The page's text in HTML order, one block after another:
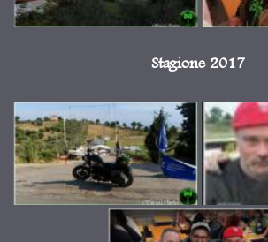
Stagione 2017